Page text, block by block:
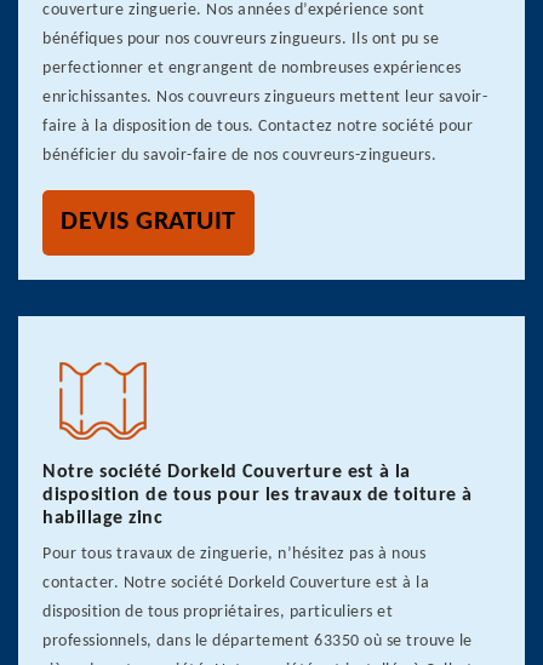
couverture zinguerie. Nos années d’expérience sont
bénéfiques pour nos couvreurs zingueurs. Ils ont pu se
perfectionner et engrangent de nombreuses expériences
enrichissantes. Nos couvreurs zingueurs mettent leur savoir-
faire à la disposition de tous. Contactez notre société pour
bénéficier du savoir-faire de nos couvreurs-zingueurs.
DEVIS GRATUIT
Notre société Dorkeld Couverture est à la
disposition de tous pour les travaux de toiture à
habillage zinc
Pour tous travaux de zinguerie, n’hésitez pas à nous
contacter. Notre société Dorkeld Couverture est à la
disposition de tous propriétaires, particuliers et
professionnels, dans le département 63350 où se trouve le